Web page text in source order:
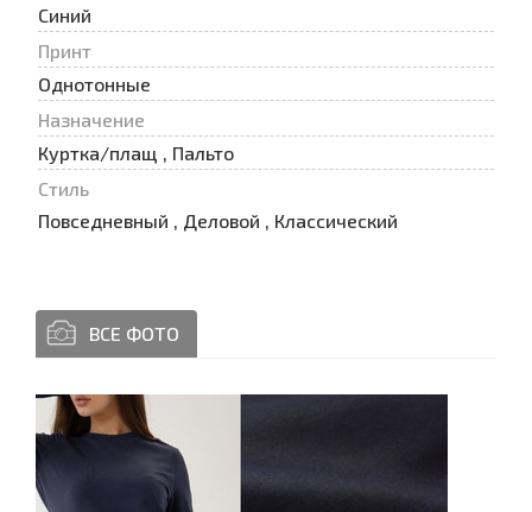
Синий
Принт
Oднотонные
Назначение
Куртка/плащ , Пальто
Стиль
Повседневный , Деловой , Классический
ВСЕ ФОТО